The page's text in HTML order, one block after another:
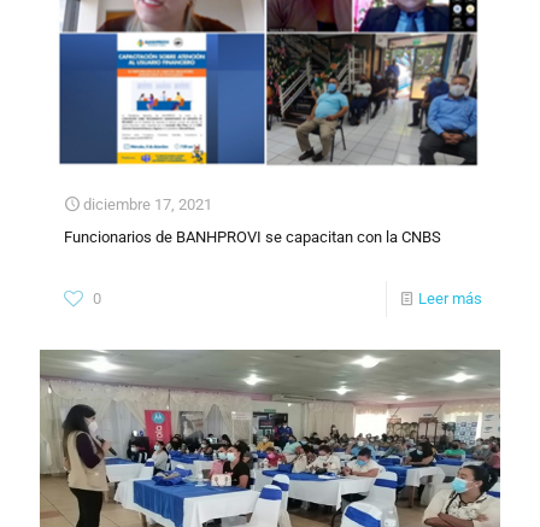
diciembre 17, 2021
Funcionarios de BANHPROVI se capacitan con la CNBS
0 Leer más